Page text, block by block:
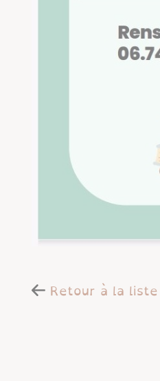
Retour à la